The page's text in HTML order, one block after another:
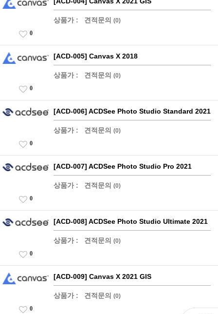
상품가 : 견적문의 (0)
0
[ACD-005] Canvas X 2018
상품가 : 견적문의 (0)
0
[ACD-006] ACDSee Photo Studio Standard 2021
상품가 : 견적문의 (0)
0
[ACD-007] ACDSee Photo Studio Pro 2021
상품가 : 견적문의 (0)
0
[ACD-008] ACDSee Photo Studio Ultimate 2021
상품가 : 견적문의 (0)
0
[ACD-009] Canvas X 2021 GIS
상품가 : 견적문의 (0)
0